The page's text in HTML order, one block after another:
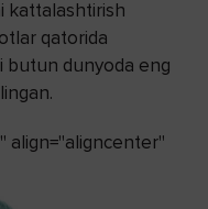
kattalashtirish
qatorida
butun dunyoda eng
align="aligncenter"